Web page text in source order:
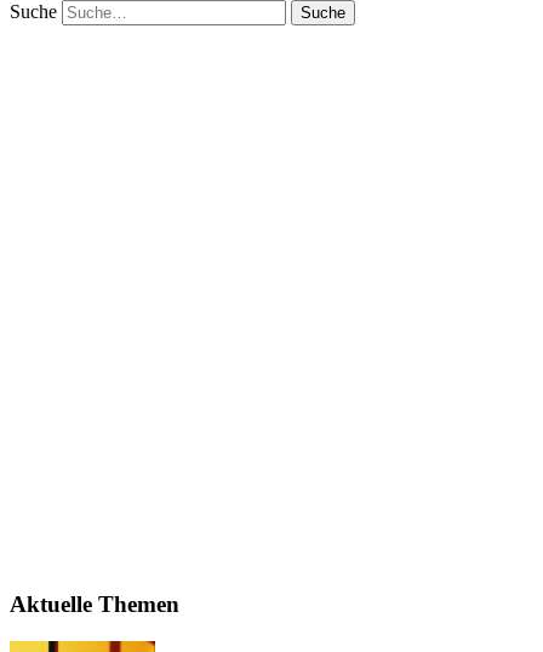
Suche
Aktuelle Themen